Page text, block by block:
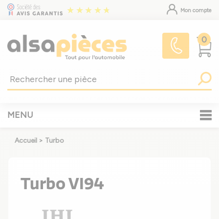
Mon compte
0
MENU
Accueil > Turbo
Turbo VI94